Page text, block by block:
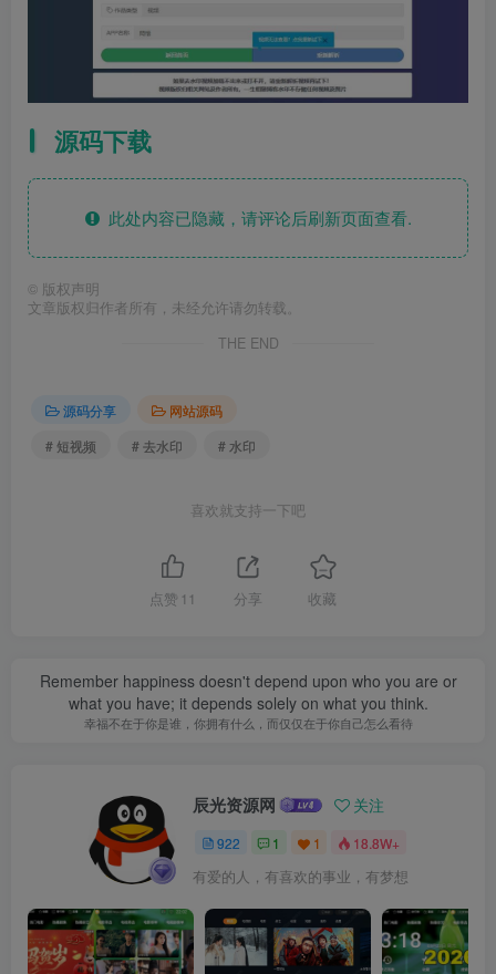
源码下载
此处内容已隐藏，请评论后刷新页面查看.
© 版权声明
文章版权归作者所有，未经允许请勿转载。
THE END
源码分享
网站源码
# 短视频
# 去水印 # 水印
喜欢就支持一下吧
点赞 11 分享 收藏
Remember happiness doesn't depend upon who you are or
what you have; it depends solely on what you think.
幸福不在于你是谁，你拥有什么，而仅仅在于你自己怎么看待
辰光资源网 关注
922 1 1 18.8W+
有爱的人，有喜欢的事业，有梦想